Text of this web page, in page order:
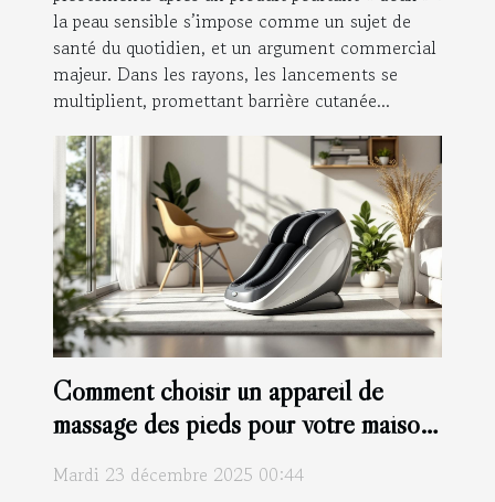
la peau sensible s’impose comme un sujet de
santé du quotidien, et un argument commercial
majeur. Dans les rayons, les lancements se
multiplient, promettant barrière cutanée...
Comment choisir un appareil de
massage des pieds pour votre maison
Mardi 23 décembre 2025 00:44